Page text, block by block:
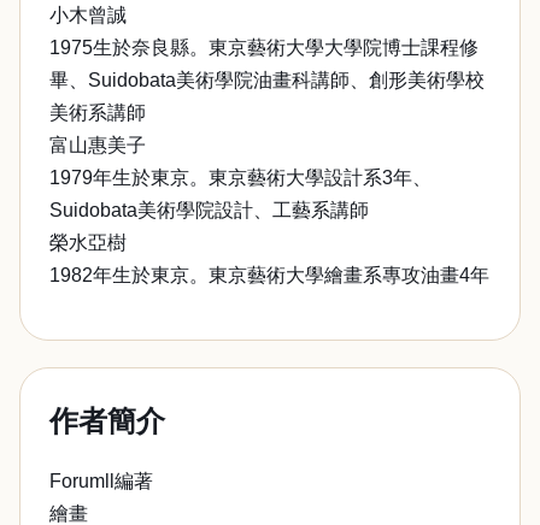
小木曾誠
1975生於奈良縣。東京藝術大學大學院博士課程修
畢、Suidobata美術學院油畫科講師、創形美術學校
美術系講師
富山惠美子
1979年生於東京。東京藝術大學設計系3年、
Suidobata美術學院設計、工藝系講師
榮水亞樹
1982年生於東京。東京藝術大學繪畫系專攻油畫4年
作者簡介
Forumll編著
繪畫